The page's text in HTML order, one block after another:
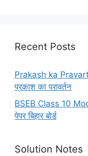
Recent Posts
Prakash ka
प्रकाश का परावर्तन
BSEB Class 10
पेपर बिहार बोर्ड
Solution Notes